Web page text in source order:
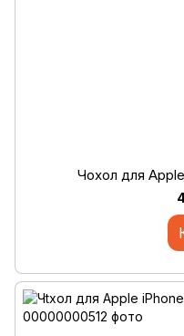
Чохол для